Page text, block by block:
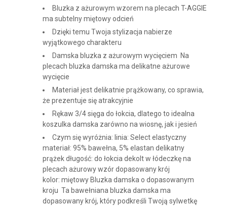
Bluzka z ażurowym wzorem na plecach T-AGGIE
ma subtelny miętowy odcień
Dzięki temu Twoja stylizacja nabierze
wyjątkowego charakteru
Damska bluzka z ażurowym wycięciem Na
plecach bluzka damska ma delikatne ażurowe
wycięcie
Materiał jest delikatnie prążkowany, co sprawia,
że prezentuje się atrakcyjnie
Rękaw 3/4 sięga do łokcia, dlatego to idealna
koszulka damska zarówno na wiosnę, jak i jesień
Czym się wyróżnia: linia: Select elastyczny
materiał: 95% bawełna, 5% elastan delikatny
prążek długość: do łokcia dekolt w łódeczkę na
plecach ażurowy wzór dopasowany krój
kolor: miętowy Bluzka damska o dopasowanym
kroju Ta bawełniana bluzka damska ma
dopasowany krój, który podkreśli Twoją sylwetkę